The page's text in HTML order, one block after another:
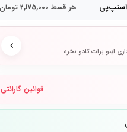
اسنپ‌پی هر قسط 2,175,000 تومان
اینو برات کادو بخره
قوانین گارانتی